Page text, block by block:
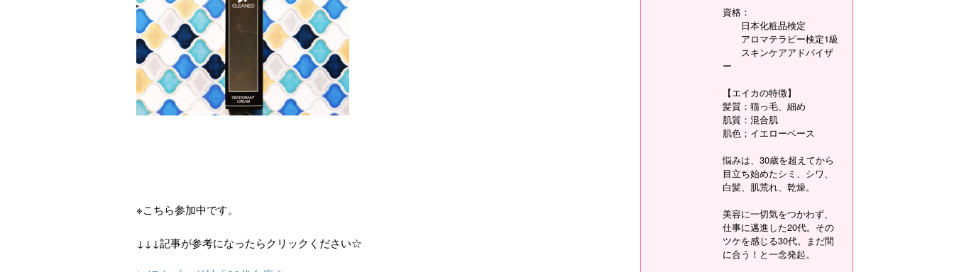
※こちら参加中です。
↓↓↓記事が参考になったらクリックください☆
資格：
日本化粧品検定
アロマテラピー検定1級
スキンケアアドバイザ
ー
【エイカの特徴】
髪質：猫っ毛、細め
肌質：混合肌
肌色；イエローベース
悩みは、30歳を超えてから
目立ち始めたシミ、シワ、
白髪、肌荒れ、乾燥。
美容に一切気をつかわず、
仕事に邁進した20代。その
ツケを感じる30代。まだ間
に合う！と一念発起。